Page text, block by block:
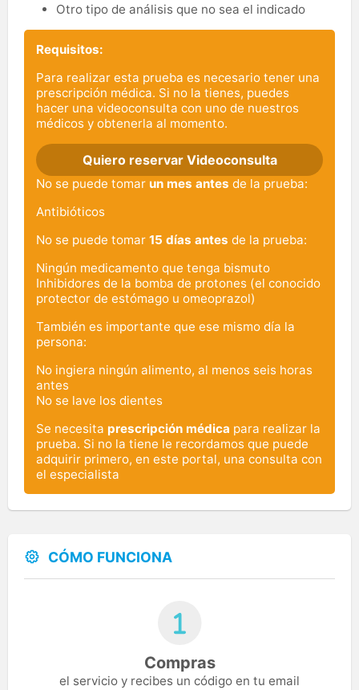
Otro tipo de análisis que no sea el indicado
Requisitos:
Para realizar esta prueba es necesario tener una
prescripción médica. Si no la tienes, puedes
hacer una videoconsulta con uno de nuestros
médicos y obtenerla al momento.
Quiero reservar Videoconsulta
No se puede tomar un mes antes de la prueba:
Antibióticos
No se puede tomar 15 días antes de la prueba:
Ningún medicamento que tenga bismuto
Inhibidores de la bomba de protones (el conocido
protector de estómago u omeoprazol)
También es importante que ese mismo día la
persona:
No ingiera ningún alimento, al menos seis horas
antes
No se lave los dientes
Se necesita prescripción médica para realizar la
prueba. Si no la tiene le recordamos que puede
adquirir primero, en este portal, una consulta con
el especialista
CÓMO FUNCIONA
Compras
el servicio y recibes un código en tu email